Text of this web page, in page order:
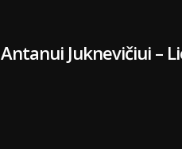
Antanui Juknevičiui –